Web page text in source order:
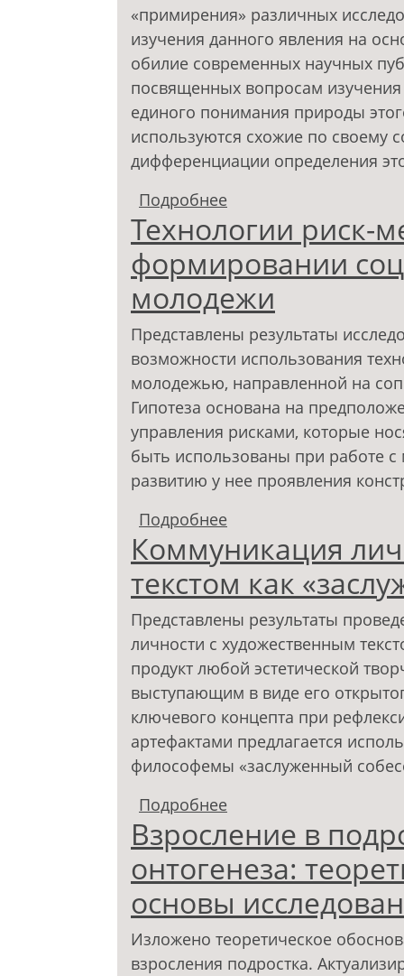
«примирения» различных
изучения данного явления на
обилие современных научных
посвященных вопросам изучения
единого понимания природы
используются схожие по
дифференциации определения
Подробнее
благополучия
Технологии риск-
формировании
молодежи
Представлены результаты
возможности использования
молодежью, направленной на
Гипотеза основана на
управления рисками, которые
быть использованы при работе
развитию у нее проявления
Подробнее
активности молодежи
Коммуникация
текстом как
Представлены результаты
личности с художественным
продукт любой эстетической
выступающим в виде его
ключевого концепта при
артефактами предлагается
философемы «заслуженный
Подробнее
«заслуженным
Взросление в
онтогенеза:
основы
Изложено теоретическое
взросления подростка.